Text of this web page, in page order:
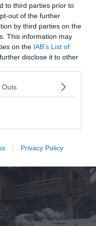
to third parties prior to
out of the further
by third parties on the
This information may
on the IAB’s List of
disclose it to other
Outs
Privacy Policy
à Pyrénées 2000
Romeu